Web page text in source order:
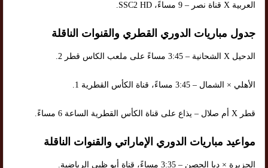
العربية X قناة نصر – 9 مساءً، SSC2 HD.
جدول مباريات الدوري القطري والقنوات الناقلة
الدحيل X الشحانية – 3:45 مساءً على ملعب الكاس قطر 2.
الأهلي × الشمال – 3:45 مساءً، قناة الكأس القطرية 1.
قطر X أم صلال – يذاع على قناة الكأس القطرية الساعة 6 مساءً.
مواعيد مباريات الدوري الإماراتي والقنوات الناقلة
الجزيرة × دبا الحصن – 3:35 مساءً، قناة أبو ظبي الرياضية.